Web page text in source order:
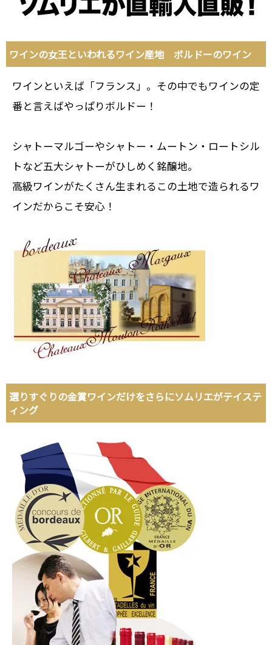
ワインの女王といわれるワイン産地 ボルドーのワイン
ワインといえば「フランス」。その中でもワインの定
番と言えばやっぱりボルドー！
シャトーマルゴーやシャトー・ムートン・ロートシル
トなど五大シャトーがひしめく銘醸地。
高級ワインがたくさん生まれるこの土地で造られるワ
インだからこそ安心！
選りすぐりの金賞ワインだけをさらにソムリエがテイステ
ィング